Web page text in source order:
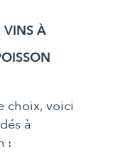
VINS À
choix, voici
à
: